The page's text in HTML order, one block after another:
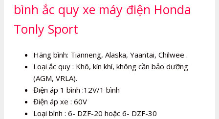
bình ắc quy xe máy điện Honda
Tonly Sport
Hãng bình: Tianneng, Alaska, Yaantai, Chilwee .
Loại ắc quy : Khô, kín khí, không cần bảo dưỡng
(AGM, VRLA).
Điện áp 1 bình :12V/1 bình
Điện áp xe : 60V
Loại bình : 6- DZF-20 hoặc 6- DZF-30